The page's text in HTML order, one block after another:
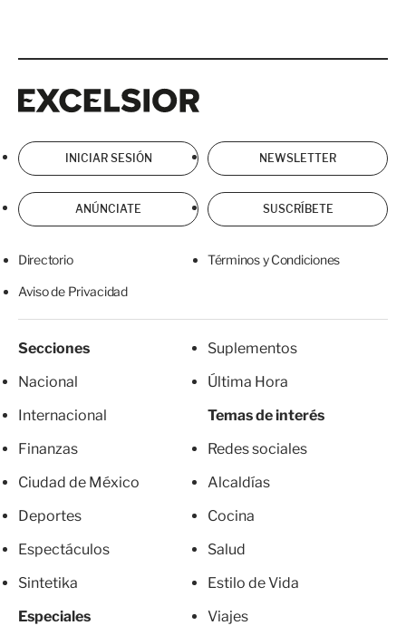
INICIAR SESIÓN NEWSLETTER
ANÚNCIATE SUSCRÍBETE
Directorio Términos y Condiciones
Aviso de Privacidad
Secciones
Nacional
Internacional
Finanzas
Ciudad de México
Deportes
Espectáculos
Sintetika
Especiales
Suplementos
Última Hora
Temas de interés
Redes sociales
Alcaldías
Cocina
Salud
Estilo de Vida
Viajes